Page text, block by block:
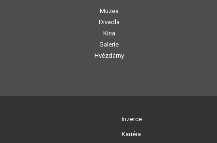
Muzea
Divadla
Kina
Galerie
Hvězdárny
Inzerce
Kariéra